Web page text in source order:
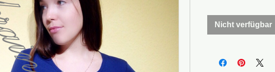
Nicht verfügbar